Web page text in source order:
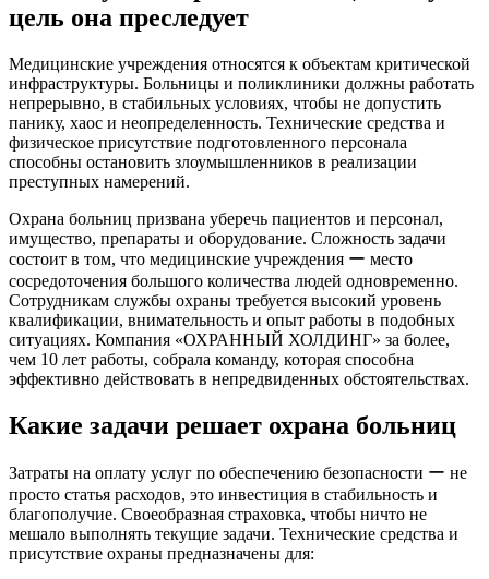
цель она преследует
Медицинские учреждения относятся к объектам критической
инфраструктуры. Больницы и поликлиники должны работать
непрерывно, в стабильных условиях, чтобы не допустить
панику, хаос и неопределенность. Технические средства и
физическое присутствие подготовленного персонала
способны остановить злоумышленников в реализации
преступных намерений.
Охрана больниц призвана уберечь пациентов и персонал,
имущество, препараты и оборудование. Сложность задачи
состоит в том, что медицинские учреждения ー место
сосредоточения большого количества людей одновременно.
Сотрудникам службы охраны требуется высокий уровень
квалификации, внимательность и опыт работы в подобных
ситуациях. Компания «ОХРАННЫЙ ХОЛДИНГ» за более,
чем 10 лет работы, собрала команду, которая способна
эффективно действовать в непредвиденных обстоятельствах.
Какие задачи решает охрана больниц
Затраты на оплату услуг по обеспечению безопасности ー не
просто статья расходов, это инвестиция в стабильность и
благополучие. Своеобразная страховка, чтобы ничто не
мешало выполнять текущие задачи. Технические средства и
присутствие охраны предназначены для: